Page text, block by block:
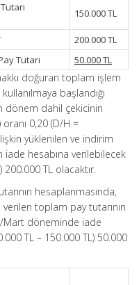
150.000 TL
200.000 TL
Tutarı
50.000 TL
doğuran toplam işlem
başlandığı
dahil çekicinin
0,20 (D/H =
yüklenilen ve indirim
iade hesabına verilebilecek
200.000 TL olacaktır.
hesaplanmasında,
toplam pay tutarının
Mart döneminde iade
TL – 150.000 TL) 50.000